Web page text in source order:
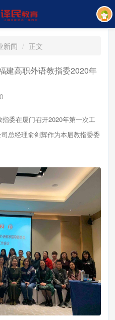
新闻 正文
建高职外语教指委2020年
0
委在厦门召开2020年第一次工
总经理俞剑辉作为本届教指委委